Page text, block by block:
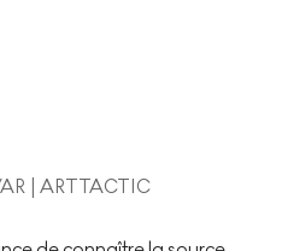
| ARTTACTIC